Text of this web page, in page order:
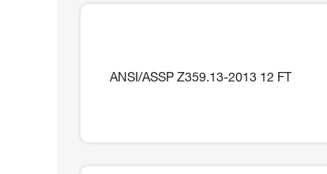
ANSI/ASSP Z359.13-2013 12 FT